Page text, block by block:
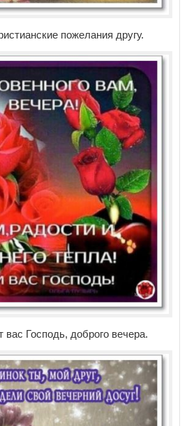
пожелания другу.
Господь, доброго вечера.